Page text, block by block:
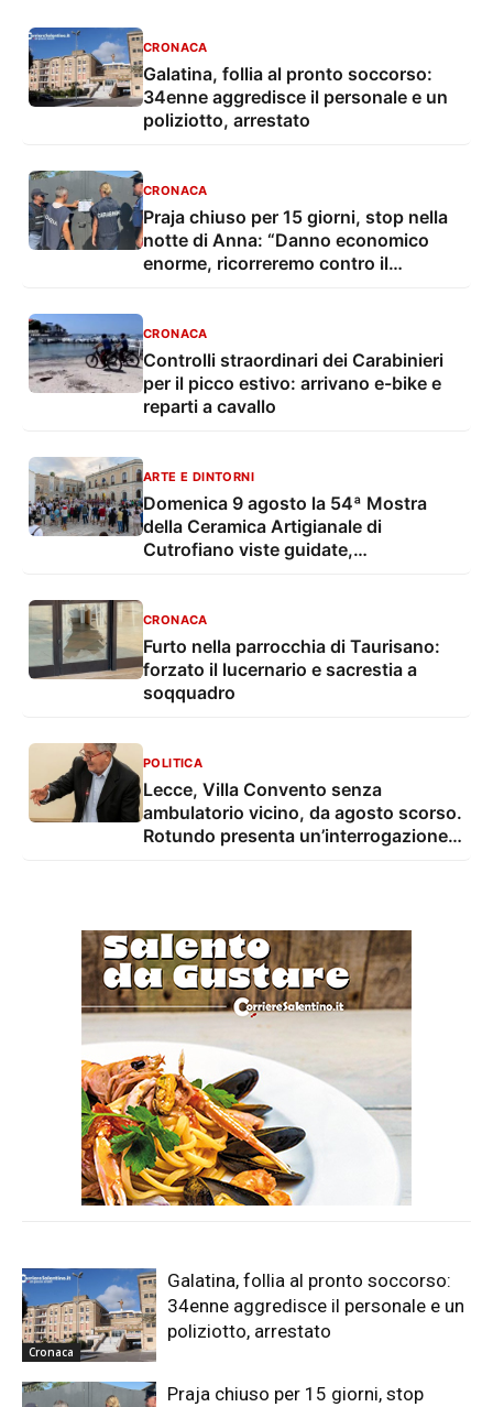
CRONACA
Galatina, follia al pronto soccorso:
34enne aggredisce il personale e un
poliziotto, arrestato
CRONACA
Praja chiuso per 15 giorni, stop nella
notte di Anna: “Danno economico
enorme, ricorreremo contro il
CRONACA
Controlli straordinari dei Carabinieri
per il picco estivo: arrivano e-bike e
reparti a cavallo
ARTE E DINTORNI
Domenica 9 agosto la 54ª Mostra
della Ceramica Artigianale di
Cutrofiano viste guidate,
CRONACA
Furto nella parrocchia di Taurisano:
forzato il lucernario e sacrestia a
soqquadro
POLITICA
Lecce, Villa Convento senza
ambulatorio vicino, da agosto scorso.
Rotundo presenta un’interrogazione e
Cronaca
Galatina, follia al pronto soccorso:
34enne aggredisce il personale e un
poliziotto, arrestato
Praja chiuso per 15 giorni, stop